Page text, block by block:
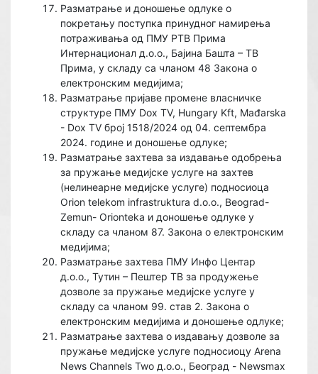
Разматрање и доношење одлуке o
покретању поступка принудног намирења
потраживања од ПМУ РТВ Прима
Интернационал д.о.о., Бајина Башта – ТВ
Прима, у складу са чланом 48 Закона о
електронским медијима;
Разматрање пријавe промене власничке
структуре ПМУ Dox TV, Hungary Kft, Mađarska
- Dox TV број 1518/2024 од 04. септембра
2024. године и доношење одлуке;
Разматрање захтева за издавање одобрења
за пружање медијске услуге на захтев
(нелинеарне медијске услуге) подносиоца
Orion telekom infrastruktura d.o.o., Beograd-
Zemun- Orionteka и доношење одлуке у
складу са чланом 87. Закона о електронским
медијима;
Разматрање захтева ПМУ Инфо Центар
д.о.о., Тутин – Пештер ТВ за продужење
дозволе за пружање медијске услуге у
складу са чланом 99. став 2. Закона о
електронским медијима и доношење одлуке;
Разматрање захтева о издавању дозволе за
пружање медијске услуге подносиоцу Arena
News Channels Two д.о.о., Београд - Newsmax